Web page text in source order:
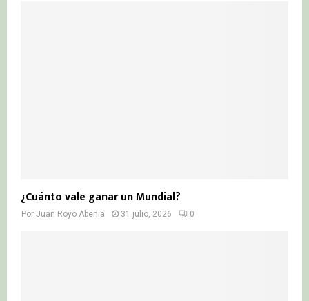
¿Cuánto vale ganar un Mundial?
Por Juan Royo Abenia 31 julio, 2026 0